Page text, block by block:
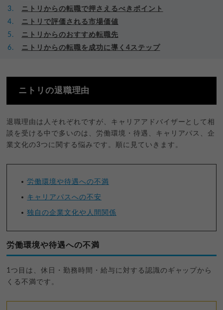
ニトリからの転職で押さえるべきポイント
ニトリで評価される市場価値
ニトリからのおすすめ転職先
ニトリからの転職を成功に導く4ステップ
ニトリの退職理由
退職理由は人それぞれですが、キャリアアドバイザーとして相
談を受ける中で多いのは、労働環境・待遇、キャリアパス、企
業文化の3つに関する悩みです。順に見ていきます。
労働環境や待遇への不満
キャリアパスへの不安
独自の企業文化や人間関係
労働環境や待遇への不満
1つ目は、休日・勤務時間・給与に対する認識のギャップから
くる不満です。